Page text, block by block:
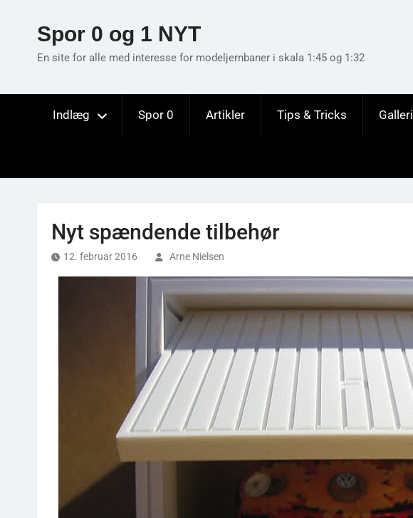
Spor 0 og 1 NYT
En site for alle med interesse for modeljernbaner i skala 1:45 og 1:32
Indlæg Spor 0 Artikler Tips & Tricks Galleri
Nyt spændende tilbehør
12. februar 2016 Arne Nielsen